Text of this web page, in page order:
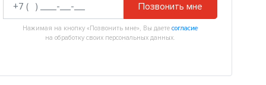
Позвонить мне
Нажимая на кнопку «Позвонить мне», Вы даете согласие
на обработку своих персональных данных.